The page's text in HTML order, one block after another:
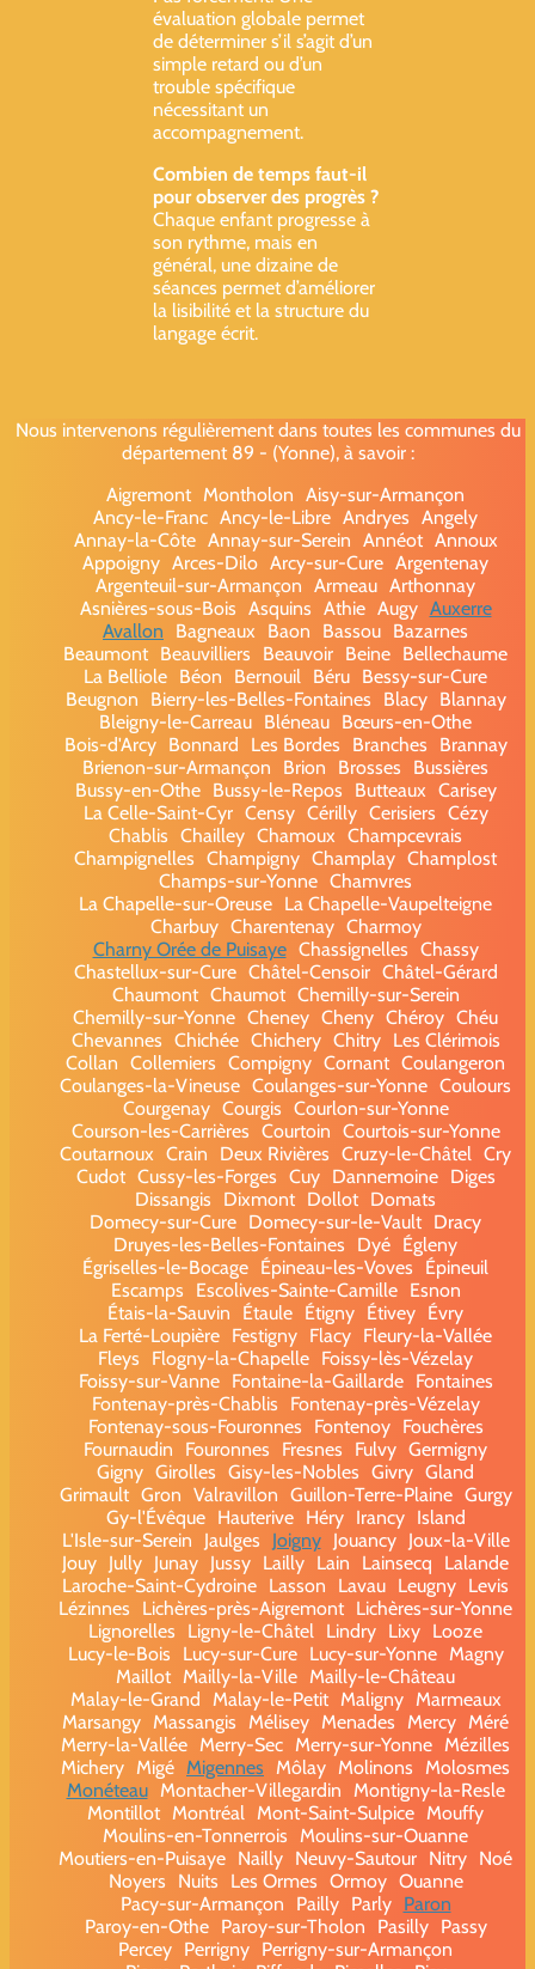
évaluation globale permet
de déterminer s’il s’agit d’un
simple retard ou d’un
trouble spécifique
nécessitant un
accompagnement.
Combien de temps faut-il
pour observer des progrès ?
Chaque enfant progresse à
son rythme, mais en
général, une dizaine de
séances permet d’améliorer
la lisibilité et la structure du
langage écrit.
Nous intervenons régulièrement dans toutes les communes du
département 89 - (Yonne), à savoir :
Aigremont Montholon Aisy-sur-Armançon
Ancy-le-Franc Ancy-le-Libre Andryes Angely
Annay-la-Côte Annay-sur-Serein Annéot Annoux
Appoigny Arces-Dilo Arcy-sur-Cure Argentenay
Argenteuil-sur-Armançon Armeau Arthonnay
Asnières-sous-Bois Asquins Athie Augy Auxerre
Avallon
Bagneaux Baon Bassou Bazarnes
Beaumont Beauvilliers Beauvoir Beine Bellechaume
La Belliole Béon Bernouil Béru Bessy-sur-Cure
Beugnon
Bierry-les-Belles-Fontaines Blacy
Blannay
Bleigny-le-Carreau Bléneau Bœurs-en-Othe
Bois-d'Arcy
Bonnard Les Bordes Branches
Brannay
Brienon-sur-Armançon
Brion Brosses
Bussières
Bussy-en-Othe
Bussy-le-Repos Butteaux Carisey
La Celle-Saint-Cyr Censy Cérilly Cerisiers Cézy
Chablis Chailley Chamoux Champcevrais
Champignelles Champigny Champlay Champlost
Champs-sur-Yonne Chamvres
La Chapelle-sur-Oreuse La Chapelle-Vaupelteigne
Charbuy Charentenay Charmoy
Charny Orée de Puisaye Chassignelles Chassy
Chastellux-sur-Cure Châtel-Censoir Châtel-Gérard
Chaumont Chaumot Chemilly-sur-Serein
Chemilly-sur-Yonne Cheney Cheny Chéroy Chéu
Chevannes Chichée Chichery Chitry
Les Clérimois
Collan Collemiers Compigny Cornant Coulangeron
Coulanges-la-Vineuse Coulanges-sur-Yonne Coulours
Courgenay Courgis Courlon-sur-Yonne
Courson-les-Carrières Courtoin Courtois-sur-Yonne
Coutarnoux Crain Deux Rivières Cruzy-le-Châtel Cry
Cudot Cussy-les-Forges Cuy Dannemoine
Diges
Dissangis
Dixmont Dollot Domats
Domecy-sur-Cure Domecy-sur-le-Vault Dracy
Druyes-les-Belles-Fontaines
Dyé Égleny
Égriselles-le-Bocage Épineau-les-Voves
Épineuil
Escamps
Escolives-Sainte-Camille
Esnon
Étais-la-Sauvin
Étaule Étigny Étivey Évry
La Ferté-Loupière Festigny Flacy Fleury-la-Vallée
Fleys
Flogny-la-Chapelle Foissy-lès-Vézelay
Foissy-sur-Vanne
Fontaine-la-Gaillarde
Fontaines
Fontenay-près-Chablis
Fontenay-près-Vézelay
Fontenay-sous-Fouronnes
Fontenoy
Fouchères
Fournaudin
Fouronnes Fresnes Fulvy Germigny
Gigny Girolles Gisy-les-Nobles Givry Gland
Grimault Gron Valravillon Guillon-Terre-Plaine Gurgy
Gy-l'Évêque
Hauterive Héry Irancy
Island
L'Isle-sur-Serein
Jaulges Joigny Jouancy
Joux-la-Ville
Jouy Jully Junay Jussy Lailly Lain Lainsecq
Lalande
Laroche-Saint-Cydroine Lasson Lavau Leugny Levis
Lézinnes
Lichères-près-Aigremont Lichères-sur-Yonne
Lignorelles
Ligny-le-Châtel Lindry Lixy Looze
Lucy-le-Bois
Lucy-sur-Cure Lucy-sur-Yonne
Magny
Maillot Mailly-la-Ville Mailly-le-Château
Malay-le-Grand
Malay-le-Petit Maligny
Marmeaux
Marsangy Massangis Mélisey Menades Mercy Méré
Merry-la-Vallée Merry-Sec Merry-sur-Yonne Mézilles
Michery Migé Migennes Môlay Molinons
Molosmes
Monéteau
Montacher-Villegardin
Montigny-la-Resle
Montillot Montréal Mont-Saint-Sulpice Mouffy
Moulins-en-Tonnerrois
Moulins-sur-Ouanne
Moutiers-en-Puisaye Nailly Neuvy-Sautour Nitry Noé
Noyers
Nuits Les Ormes Ormoy Ouanne
Pacy-sur-Armançon
Pailly Parly
Paron
Paroy-en-Othe
Paroy-sur-Tholon Pasilly
Passy
Percey Perrigny Perrigny-sur-Armançon